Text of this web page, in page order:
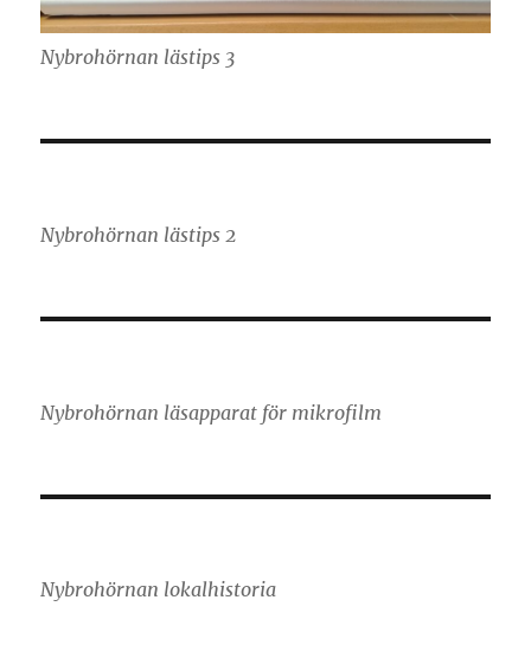
Nybrohörnan lästips 3
Nybrohörnan lästips 2
Nybrohörnan läsapparat för mikrofilm
Nybrohörnan lokalhistoria